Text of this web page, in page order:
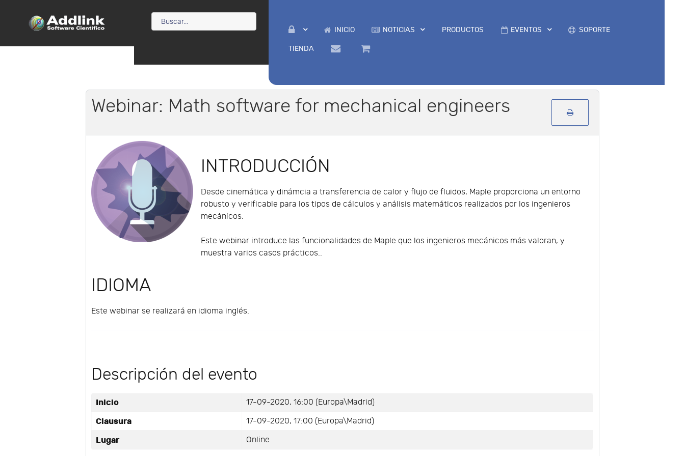
INICIO NOTICIAS PRODUCTOS EVENTOS SOPORTE
TIENDA
Webinar: Math software for mechanical engineers
INTRODUCCIÓN
Desde cinemática y dinámcia a transferencia de calor y flujo de fluidos, Maple proporciona un entorno
robusto y verificable para los tipos de cálculos y análisis matemáticos realizados por los ingenieros
mecánicos.
Este webinar introduce las funcionalidades de Maple que los ingenieros mecánicos más valoran, y
muestra varios casos prácticos..
IDIOMA
Este webinar se realizará en idioma inglés.
Descripción del evento
Inicio 17-09-2020, 16:00 (Europa\Madrid)
Clausura 17-09-2020, 17:00 (Europa\Madrid)
Lugar Online